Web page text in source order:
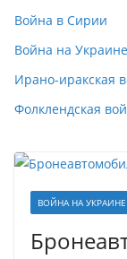
Война в Сирии
Война на Украине
Ирано-иракская
Фолклендская
ВОЙНА НА УКРАИНЕ